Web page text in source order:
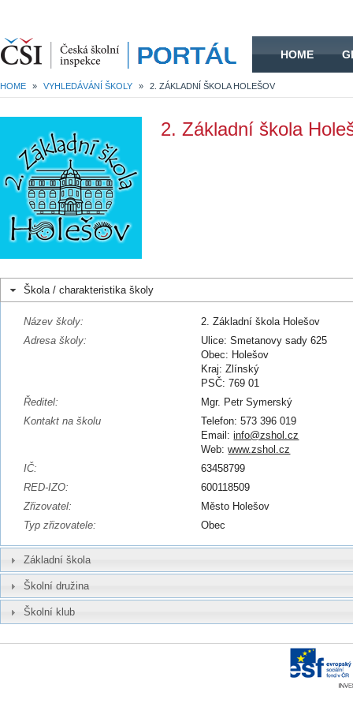
HOME
HOME » VYHLEDÁVÁNÍ ŠKOLY » 2. ZÁKLADNÍ ŠKOLA HOLEŠOV
2. Základní škola
Škola / charakteristika školy
Název školy:
2. Základní škola Holešov
Adresa školy:
Ulice: Smetanovy sady 625
Obec: Holešov
Kraj: Zlínský
PSČ: 769 01
Ředitel:
Mgr. Petr Symerský
Kontakt na školu
Telefon: 573 396 019
Email:info@zshol.cz
Web:www.zshol.cz
IČ:
63458799
RED-IZO:
600118509
Zřizovatel:
Město Holešov
Typ zřizovatele:
Obec
Základní škola
Školní družina
Školní klub